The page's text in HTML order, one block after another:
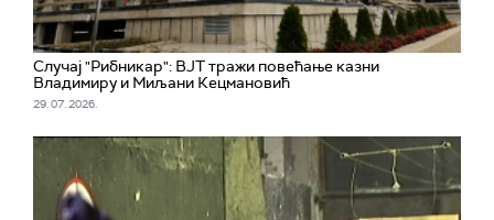
Случај "Рибникар": ВЈТ тражи повећање казни
Владимиру и Миљани Кецмановић
29. 07. 2026.